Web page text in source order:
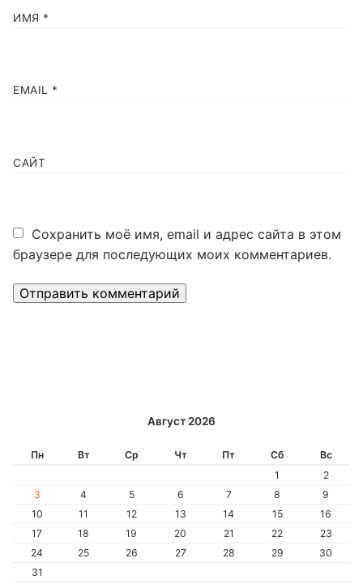
ИМЯ *
EMAIL *
САЙТ
Сохранить моё имя, email и адрес сайта в этом
браузере для последующих моих комментариев.
Август 2026
Пн Вт Ср Чт Пт Сб
Вс
1
2
3
4 5 6 7 8
9
10
11 12 13 14 15
16
17
18 19 20 21 22
23
24
25 26 27 28 29
30
31